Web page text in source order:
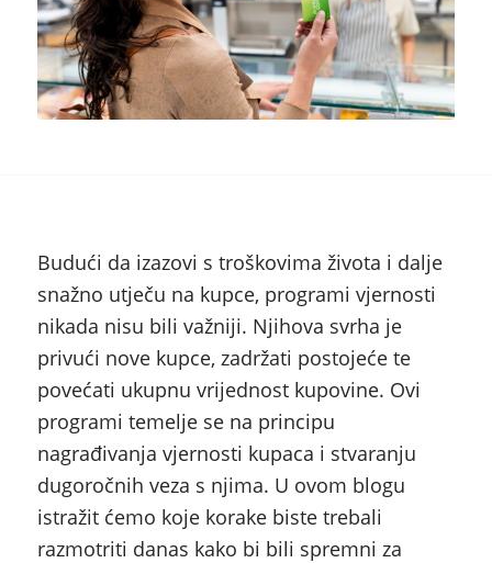
Budući da izazovi s troškovima života i dalje
snažno utječu na kupce, programi vjernosti
nikada nisu bili važniji. Njihova svrha je
privući nove kupce, zadržati postojeće te
povećati ukupnu vrijednost kupovine. Ovi
programi temelje se na principu
nagrađivanja vjernosti kupaca i stvaranju
dugoročnih veza s njima. U ovom blogu
istražit ćemo koje korake biste trebali
razmotriti danas kako bi bili spremni za